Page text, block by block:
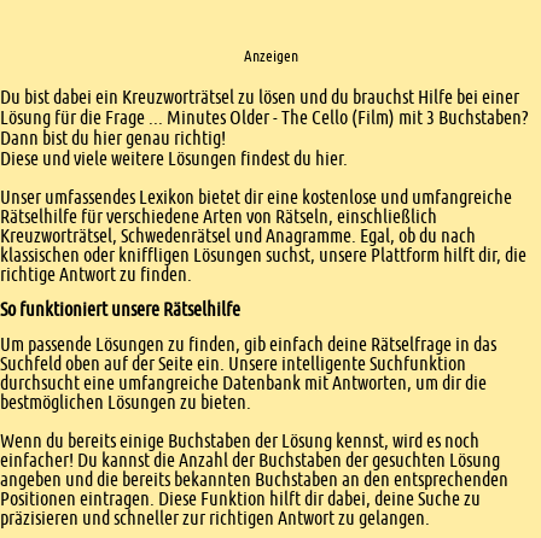
Anzeigen
Einleitung
Du bist dabei ein Kreuzworträtsel zu lösen und du brauchst Hilfe bei einer
Lösung für die Frage ... Minutes Older - The Cello (Film) mit 3 Buchstaben?
Dann bist du hier genau richtig!
Diese und viele weitere Lösungen findest du hier.
Unser umfassendes Lexikon bietet dir eine kostenlose und umfangreiche
Rätselhilfe für verschiedene Arten von Rätseln, einschließlich
Kreuzworträtsel, Schwedenrätsel und Anagramme. Egal, ob du nach
klassischen oder kniffligen Lösungen suchst, unsere Plattform hilft dir, die
richtige Antwort zu finden.
So funktioniert unsere Rätselhilfe
Um passende Lösungen zu finden, gib einfach deine Rätselfrage in das
Suchfeld oben auf der Seite ein. Unsere intelligente Suchfunktion
durchsucht eine umfangreiche Datenbank mit Antworten, um dir die
bestmöglichen Lösungen zu bieten.
Wenn du bereits einige Buchstaben der Lösung kennst, wird es noch
einfacher! Du kannst die Anzahl der Buchstaben der gesuchten Lösung
angeben und die bereits bekannten Buchstaben an den entsprechenden
Positionen eintragen. Diese Funktion hilft dir dabei, deine Suche zu
präzisieren und schneller zur richtigen Antwort zu gelangen.